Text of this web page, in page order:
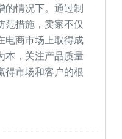
的情况下。通过制
范措施，卖家不仅
电商市场上取得成
本，关注产品质量
得市场和客户的根